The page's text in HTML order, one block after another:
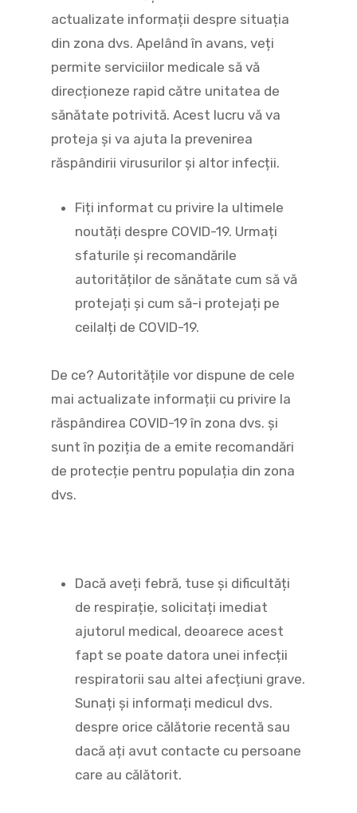
actualizate informații despre situația
din zona dvs. Apelând în avans, veți
permite serviciilor medicale să vă
direcționeze rapid către unitatea de
sănătate potrivită. Acest lucru vă va
proteja și va ajuta la prevenirea
răspândirii virusurilor și altor infecții.
Fiți informat cu privire la ultimele
noutăți despre COVID-19. Urmați
sfaturile și recomandările
autorităților de sănătate cum să vă
protejați și cum să-i protejați pe
ceilalți de COVID-19.
De ce? Autoritățile vor dispune de cele
mai actualizate informații cu privire la
răspândirea COVID-19 în zona dvs. și
sunt în poziția de a emite recomandări
de protecție pentru populația din zona
dvs.
Dacă aveți febră, tuse și dificultăți
de respirație, solicitați imediat
ajutorul medical, deoarece acest
fapt se poate datora unei infecții
respiratorii sau altei afecțiuni grave.
Sunați și informați medicul dvs.
despre orice călătorie recentă sau
dacă ați avut contacte cu persoane
care au călătorit.